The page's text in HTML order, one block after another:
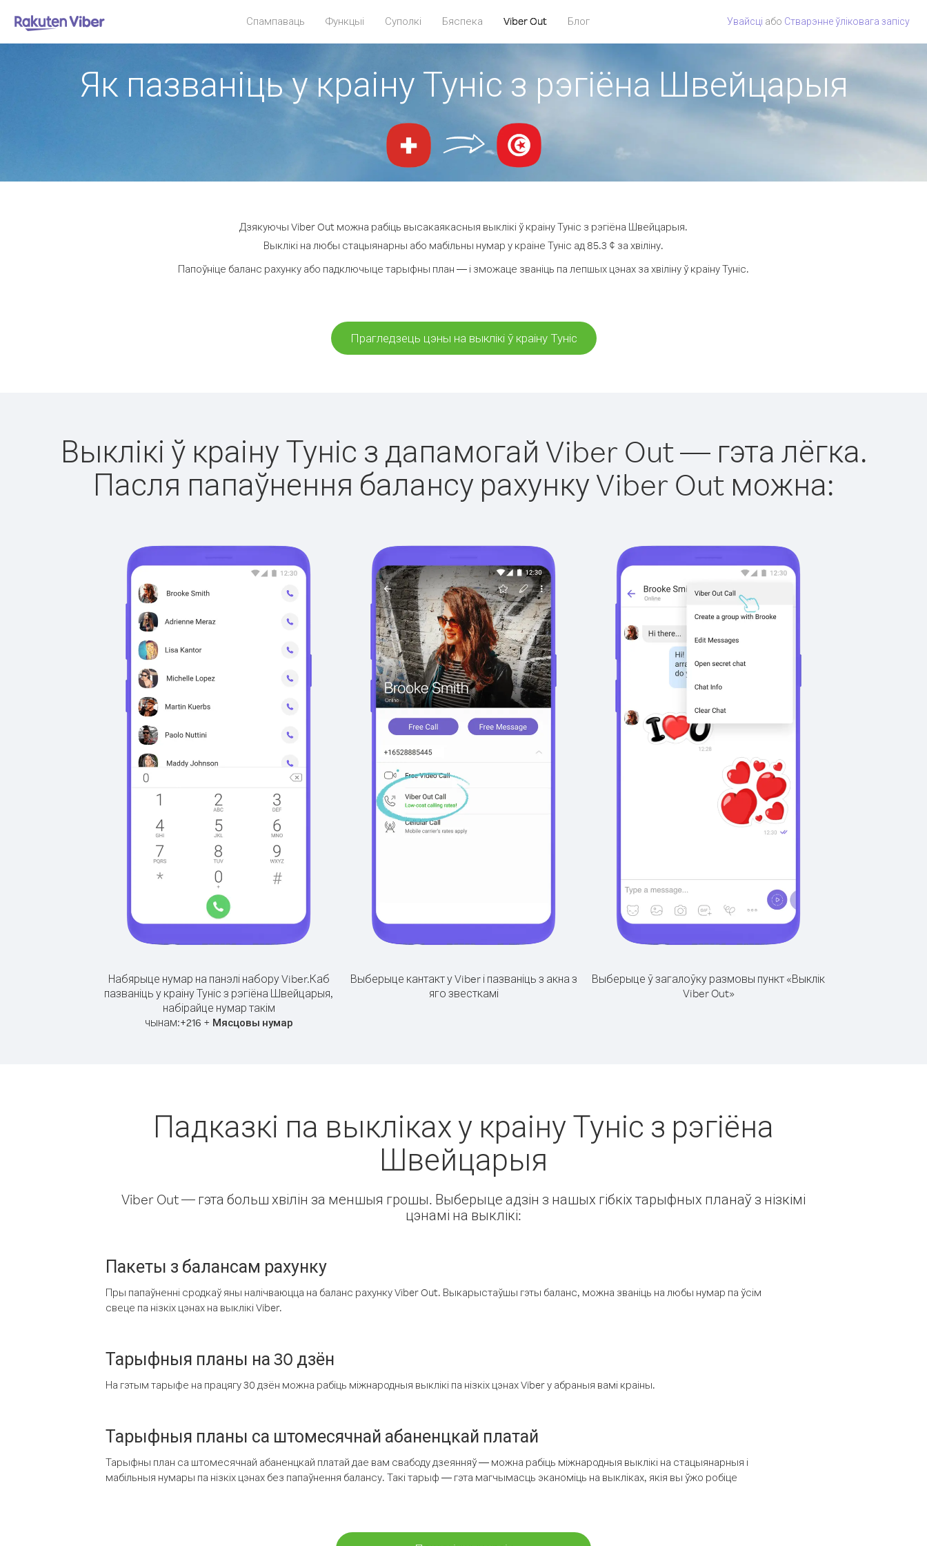
Спампаваць Функцыі Суполкі Бяспека Viber Out Блог Увайсці або Стварэнне ўліковага запісу
Як пазваніць у краіну Туніс з рэгіёна Швейцарыя
Дзякуючы Viber Out можна рабіць высакаякасныя выклікі ў краіну Туніс з рэгіёна Швейцарыя.
Выклікі на любы стацыянарны або мабільны нумар у краіне Туніс ад 85.3 ¢ за хвіліну.
Папоўніце баланс рахунку або падключыце тарыфны план — і зможаце званіць па лепшых цэнах за хвіліну ў краіну Туніс.
Прагледзець цэны на выклікі ў краіну Туніс
Выклікі ў краіну Туніс з дапамогай Viber Out — гэта лёгка.
Пасля папаўнення балансу рахунку Viber Out можна:
Набярыце нумар на панэлі набору Viber.Каб
пазваніць у краіну Туніс з рэгіёна Швейцарыя,
набірайце нумар такім
чынам:+216 + Мясцовы нумар
Выберыце кантакт у Viber і пазваніць з акна з
яго звесткамі
Выберыце ў загалоўку размовы пункт «Выклік
Viber Out»
Падказкі па выкліках у краіну Туніс з рэгіёна
Швейцарыя
Viber Out — гэта больш хвілін за меншыя грошы. Выберыце адзін з нашых гібкіх тарыфных планаў з нізкімі
цэнамі на выклікі:
Пакеты з балансам рахунку
Пры папаўненні сродкаў яны налічваюцца на баланс рахунку Viber Out. Выкарыстаўшы гэты баланс, можна званіць на любы нумар па ўсім
свеце па нізкіх цэнах на выклікі Viber.
Тарыфныя планы на 30 дзён
На гэтым тарыфе на працягу 30 дзён можна рабіць міжнародныя выклікі па нізкіх цэнах Viber у абраныя вамі краіны.
Тарыфныя планы са штомесячнай абаненцкай платай
Тарыфны план са штомесячнай абаненцкай платай дае вам свабоду дзеянняў — можна рабіць міжнародныя выклікі на стацыянарныя і
мабільныя нумары па нізкіх цэнах без папаўнення балансу. Такі тарыф — гэта магчымасць эканоміць на выкліках, якія вы ўжо робіце